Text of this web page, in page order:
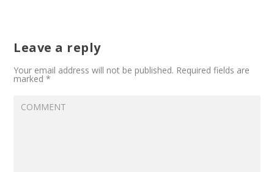
Leave a reply
Your email address will not be published. Required fields are
marked*